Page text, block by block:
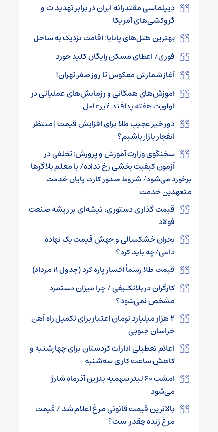
دیپلماسی مقتدرانه ایران در برابر تهدیدات و
گروکشی‌های آمریکا
بهترین هتل‌های پاتایا: اقامت نزدیک به ساحل
فوری/ اعطای مسکن رایگان کلید خورد
آغاز شمارش معکوس تا روز صفر تهران!
آموزش‌های همگانی و رزمایش‌های عملیاتی در
اولویت هفته پدافند غیرعامل
دور خیز عجیب طلا برای افزایش قیمت | منتظر
انفجار بازار باشیم؟
سخنگوی وزارت آموزش و پرورش: تخلفی در
آزمون کیفیت بخشی رخ نداده/ با معلم بلاگرها
برخورد می‌شود/ شروط صدور کارت پایان خدمت
متعهدین خدمت
قیمت گذاری دستوری، تیشه‌ای بر ریشه صنعت
فولاد
بحران خشکسالی و جهش قیمت یک نهاده
دامی/چه باید کرد؟
قیمت طلا رسماً افسار پاره کرد (جدول ۱۱ مرداد)
کارگران در بلاتکلیفی / چرا میزان دستمزد
مشخص نمی‌شود؟
۲ هزار میلیارد تومان اعتبار برای تکمیل راه‌ ‌آهن
خراسان جنوبی
اعلام تعطیلی ادارات کردستان برای چهارشنبه و
کاهش ساعت کاری سه‌شنبه
امشب ۶۰ لیتر سهمیه بنزین آذرماه شارژ
می‌شود
بالاترین قیمت قانونی مرغ اعلام شد / قیمت
مرغ زنده چقدر است؟